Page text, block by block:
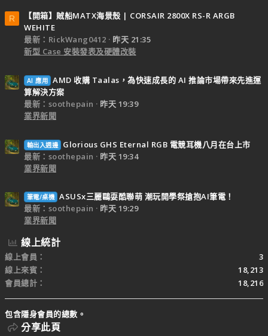
R
【開箱】賊船MATX海景殼 | CORSAIR 2800X RS-R ARGB
WEHITE
最新：RickWang0412
昨天 21:35
新型 Case 安裝發表及硬體改裝
AI 應用 AMD 收購 Taalas，為快速成長的 AI 推論市場帶來先進運
算解決方案
最新：soothepain
昨天 19:39
業界新聞
輸出入週邊
Glorious GHS Eternal RGB 電競耳機八月在台上市
最新：soothepain
昨天 19:34
業界新聞
筆電/桌機 ASUSx三麗鷗耍酷聯萌 潮玩開學祭搶抱AI筆電！
最新：soothepain
昨天 19:29
業界新聞
線上統計
線上會員
3
線上來賓
18,213
會員總計
18,216
包含隱身會員的總數。
分享此頁